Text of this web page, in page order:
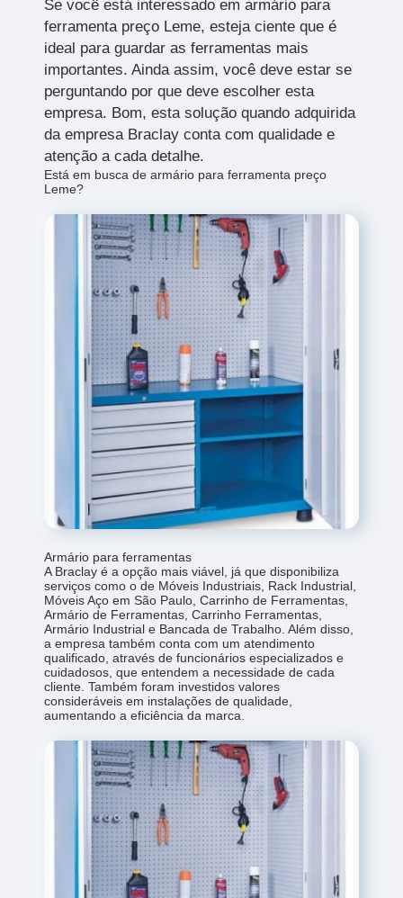
Se você está interessado em armário para
ferramenta preço Leme, esteja ciente que é
ideal para guardar as ferramentas mais
importantes. Ainda assim, você deve estar se
perguntando por que deve escolher esta
empresa. Bom, esta solução quando adquirida
da empresa Braclay conta com qualidade e
atenção a cada detalhe.
Está em busca de armário para ferramenta preço
Leme?
Armário para ferramentas
A Braclay é a opção mais viável, já que disponibiliza
serviços como o de Móveis Industriais, Rack Industrial,
Móveis Aço em São Paulo, Carrinho de Ferramentas,
Armário de Ferramentas, Carrinho Ferramentas,
Armário Industrial e Bancada de Trabalho. Além disso,
a empresa também conta com um atendimento
qualificado, através de funcionários especializados e
cuidadosos, que entendem a necessidade de cada
cliente. Também foram investidos valores
consideráveis em instalações de qualidade,
aumentando a eficiência da marca.